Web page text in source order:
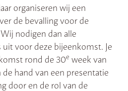
organiseren wij een
de bevalling voor de
nodigen dan alle
uit voor deze bijeenkomst. Je
rond de 30e week van
de hand van een presentatie
door en de rol van de